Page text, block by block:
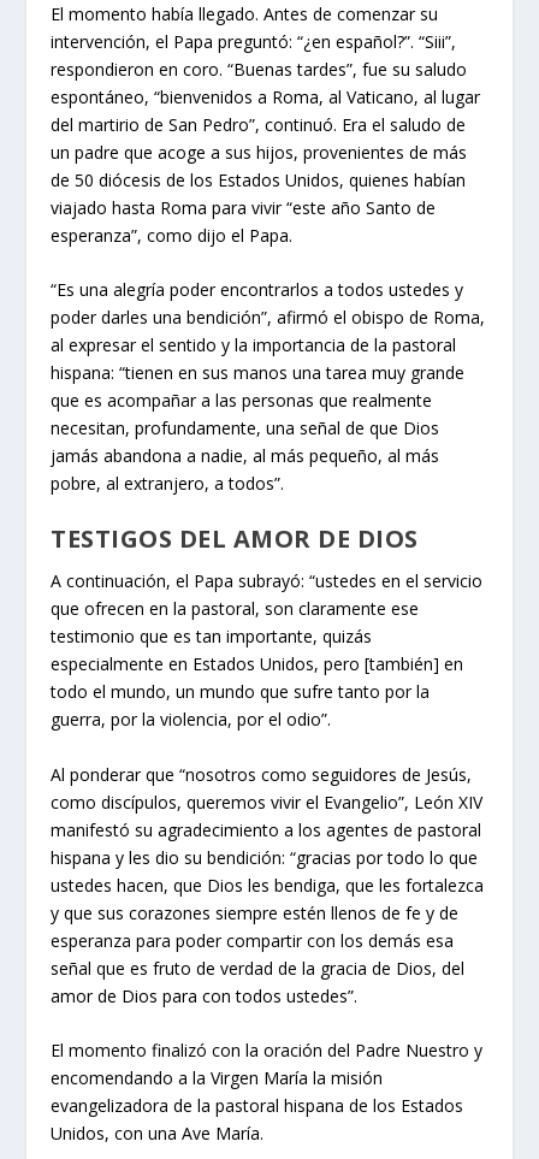
El momento había llegado. Antes de comenzar su
intervención, el Papa preguntó: “¿en español?”. “Siii”,
respondieron en coro. “Buenas tardes”, fue su saludo
espontáneo, “bienvenidos a Roma, al Vaticano, al lugar
del martirio de San Pedro”, continuó. Era el saludo de
un padre que acoge a sus hijos, provenientes de más
de 50 diócesis de los Estados Unidos, quienes habían
viajado hasta Roma para vivir “este año Santo de
esperanza”, como dijo el Papa.
“Es una alegría poder encontrarlos a todos ustedes y
poder darles una bendición”, afirmó el obispo de Roma,
al expresar el sentido y la importancia de la pastoral
hispana:“tienen en sus manos una tarea muy grande
que es acompañar a las personas que realmente
necesitan, profundamente, una señal de que Dios
jamás abandona a nadie, al más pequeño, al más
pobre, al extranjero, a todos”.
TESTIGOS DEL AMOR DE DIOS
A continuación, el Papa subrayó: “ustedes en el servicio
que ofrecen en la pastoral, son claramente ese
testimonio que es tan importante, quizás
especialmente en Estados Unidos, pero [también] en
todo el mundo, un mundo que sufre tanto por la
guerra, por la violencia, por el odio”.
Al ponderar que “nosotros como seguidores de Jesús,
como discípulos, queremos vivir el Evangelio”, León XIV
manifestó su agradecimiento a los agentes de pastoral
hispana y les dio su bendición: “gracias por todo lo que
ustedes hacen, que Dios les bendiga,que les fortalezca
y que sus corazones siempre estén llenos de fe y de
esperanza para poder compartir con los demás esa
señal que es fruto de verdad de la gracia de Dios, del
amor de Dios para con todos ustedes”.
El momento finalizó con la oración del Padre Nuestro y
encomendando a la Virgen María la misión
evangelizadora de la pastoral hispana de los Estados
Unidos, con una Ave María.